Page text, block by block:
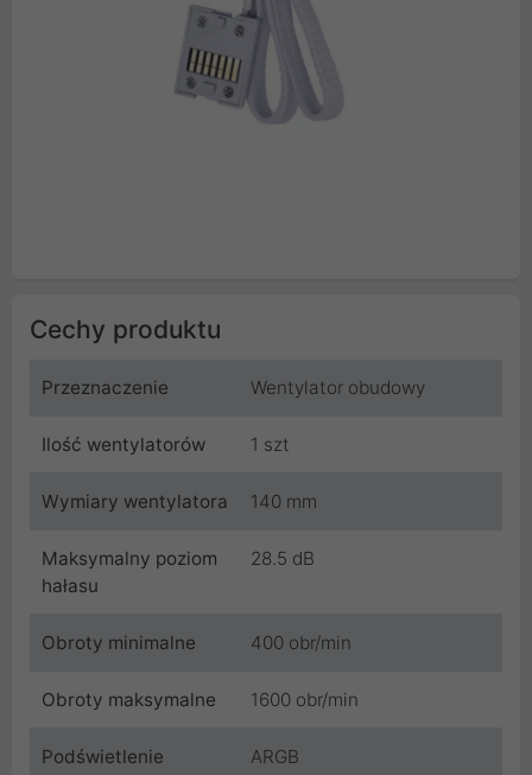
Cechy produktu
Przeznaczenie Wentylator obudowy
Ilość wentylatorów 1 szt
Wymiary wentylatora 140 mm
Maksymalny poziom
hałasu
28.5 dB
Obroty minimalne 400 obr/min
Obroty maksymalne 1600 obr/min
Podświetlenie ARGB